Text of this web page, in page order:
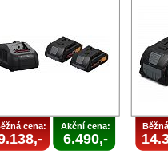
cena: Akční cena:
6.490,-